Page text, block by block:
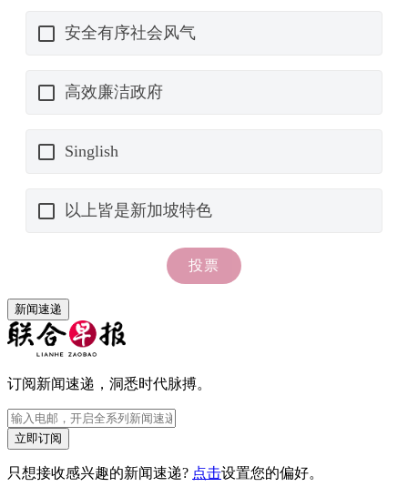
新闻速递
订阅新闻速递，洞悉时代脉搏。
立即订阅
只想接收感兴趣的新闻速递? 点击设置您的偏好。